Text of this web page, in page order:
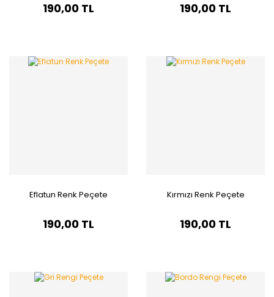
190,00 TL 190,00 TL
Eflatun Renk Peçete
190,00 TL
Kırmızı Renk Peçete
190,00 TL